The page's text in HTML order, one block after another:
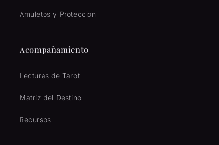
Amuletos y Proteccion
Acompañamiento
Lecturas de Tarot
Matriz del Destino
Recursos